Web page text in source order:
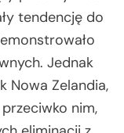
tendencję do
Jednak
Nowa Zelandia,
nim,